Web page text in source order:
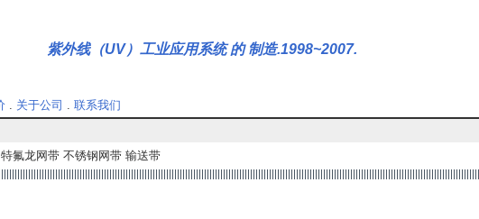
紫外线（UV）工业应用系统 的 制造.1998~2007.
. 关于公司 . 联系我们
特氟龙网带 不锈钢网带 输送带